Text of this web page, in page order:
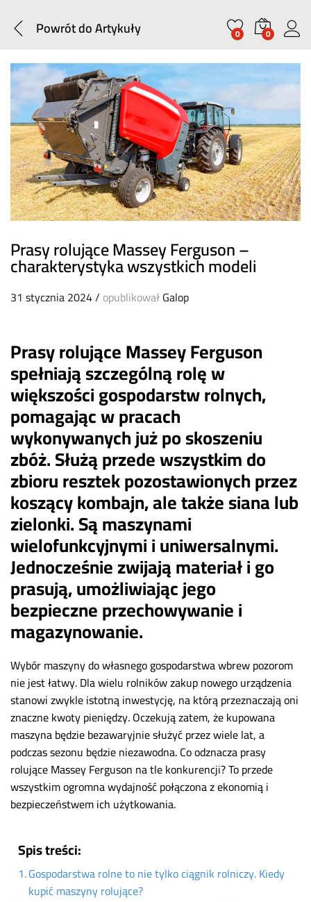
Powrót doArtykuły 0 0
Prasy rolujące Massey Ferguson –
charakterystyka wszystkich modeli
31 stycznia 2024/ opublikowałGalop
Prasy rolujące Massey Ferguson
spełniają szczególną rolę w
większości gospodarstw rolnych,
pomagając w pracach
wykonywanych już po skoszeniu
zbóż. Służą przede wszystkim do
zbioru resztek pozostawionych przez
koszący kombajn, ale także siana lub
zielonki. Są maszynami
wielofunkcyjnymi i uniwersalnymi.
Jednocześnie zwijają materiał i go
prasują, umożliwiając jego
bezpieczne przechowywanie i
magazynowanie.
Wybór maszyny do własnego gospodarstwa wbrew pozorom
nie jest łatwy. Dla wielu rolników zakup nowego urządzenia
stanowi zwykle istotną inwestycję, na którą przeznaczają oni
znaczne kwoty pieniędzy. Oczekują zatem, że kupowana
maszyna będzie bezawaryjnie służyć przez wiele lat, a
podczas sezonu będzie niezawodna. Co odznacza prasy
rolujące Massey Ferguson na tle konkurencji? To przede
wszystkim ogromna wydajność połączona z ekonomią i
bezpieczeństwem ich użytkowania.
Spis treści:
Gospodarstwa rolne to nie tylko ciągnik rolniczy. Kiedy
kupić maszyny rolujące?